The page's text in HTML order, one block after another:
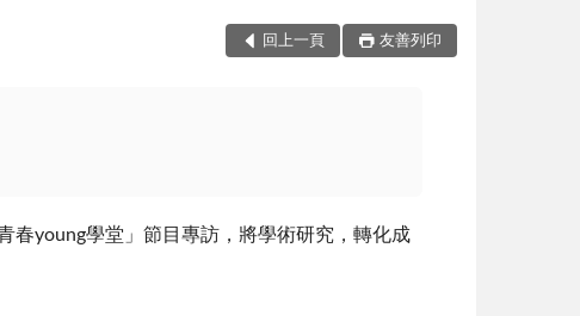
回上一頁 友善列印
春young學堂」節目專訪，將學術研究，轉化成